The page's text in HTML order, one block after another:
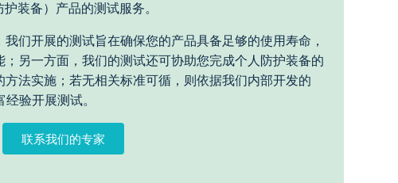
装备）产品的测试服务。
们开展的测试旨在确保您的产品具备足够的使用寿命，
另一方面，我们的测试还可协助您完成个人防护装备的
法实施；若无相关标准可循，则依据我们内部开发的
验开展测试。
联系我们的专家